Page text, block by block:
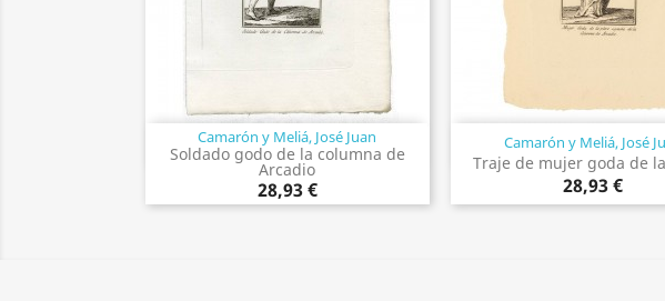
Camarón y Meliá, José Juan
Soldado godo de la columna de
Arcadio
28,93 €
Vista rápida Camarón y Meliá, José
Traje de mujer goda de
28,93 €
Vista rápida